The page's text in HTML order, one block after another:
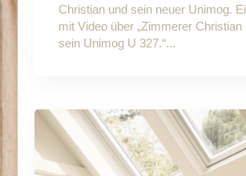
Christian und sein neuer Unimog.
mit Video über „Zimmerer Christian
sein Unimog U 327.“...